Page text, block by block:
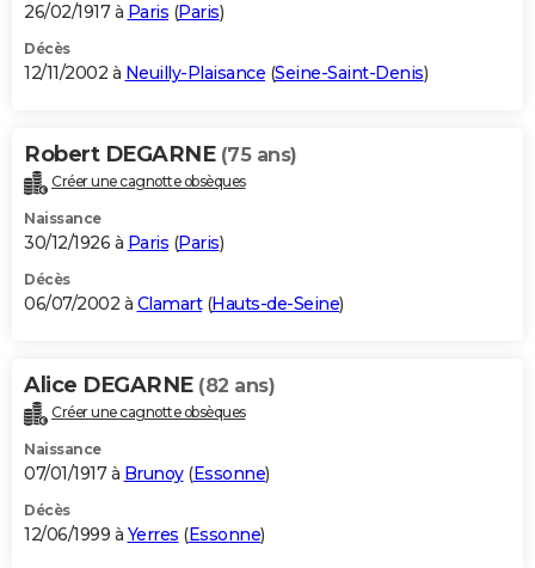
26/02/1917 à Paris (Paris)
Décès
12/11/2002 à Neuilly-Plaisance (Seine-Saint-Denis)
Robert DEGARNE (75 ans)
Créer une cagnotte obsèques
Naissance
30/12/1926 à Paris (Paris)
Décès
06/07/2002 à Clamart(Hauts-de-Seine)
Alice DEGARNE (82 ans)
Créer une cagnotte obsèques
Naissance
07/01/1917 à Brunoy(Essonne)
Décès
12/06/1999 à Yerres (Essonne)